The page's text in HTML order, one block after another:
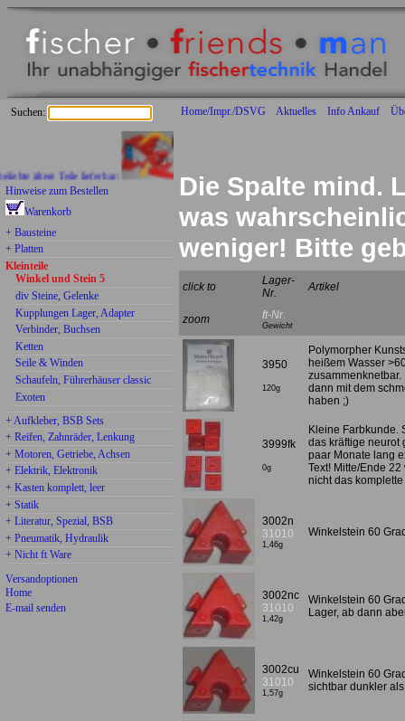
Home/Impr./DSVG Aktuelles Info Ankauf
Suchen:
ältere Teile lieferbar:
Hinweise zum Bestellen
Warenkorb
+ Bausteine
+ Platten
Kleinteile
Winkel und Stein 5
div Steine, Gelenke
Kupplungen Lager, Adapter
Verbinder, Buchsen
Ketten
Seile & Winden
Schaufeln, Führerhäuser classic
Exoten
+ Aufkleber, BSB Sets
+ Reifen, Zahnräder, Lenkung
+ Motoren, Getriebe, Achsen
+ Elektrik, Elektronik
+ Kasten komplett, leer
+ Statik
+ Literatur, Spezial, BSB
+ Pneumatik, Hydraulik
+ Nicht ft Ware
Versandoptionen
Home
E-mail senden
Die Spalte mind.
was
weniger! Bitte
click to
Lager-
Nr.
Artikel
zoom ft-Nr.
Gewicht
3950
120g
Polymorpher
heißem Wasser
dann mit dem
haben ;)
3999fk
0g
Kleine Farbkunde.
das kräftige neurot
paar Monate lang
Text! Mitte/Ende
nicht das
3002n
31010
1,46g
Winkelstein 60
3002nc
31010
1,42g
Winkelstein 60
Lager, ab dann
3002cu
31010
1,57g
Winkelstein 60
sichtbar dunkler